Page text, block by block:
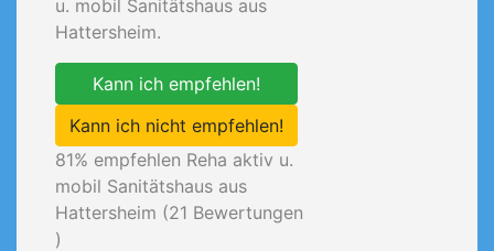
u. mobil Sanitätshaus aus
Hattersheim.
Kann ich empfehlen!
Kann ich nicht empfehlen!
81% empfehlen Reha aktiv u.
mobil Sanitätshaus aus
Hattersheim (21 Bewertungen
)